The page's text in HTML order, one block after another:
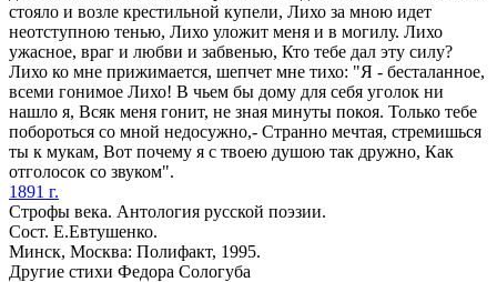
стояло и возле крестильной купели, Лихо за мною идет
неотступною тенью, Лихо уложит меня и в могилу. Лихо
ужасное, враг и любви и забвенью, Кто тебе дал эту силу?
Лихо ко мне прижимается, шепчет мне тихо: "Я - бесталанное,
всеми гонимое Лихо! В чьем бы дому для себя уголок ни
нашло я, Всяк меня гонит, не зная минуты покоя. Только тебе
побороться со мной недосужно,- Странно мечтая, стремишься
ты к мукам, Вот почему я с твоею душою так дружно, Как
отголосок со звуком".
1891 г.
Строфы века. Антология русской поэзии.
Сост. Е.Евтушенко.
Минск, Москва: Полифакт, 1995.
Другие стихи Федора Сологуба